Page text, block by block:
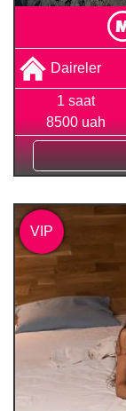
Daireler
1 saat
8500 uah
VIP